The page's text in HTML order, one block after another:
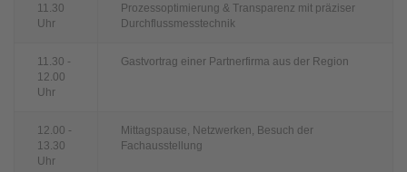
11.30
Uhr
Prozessoptimierung & Transparenz mit präziser
Durchflussmesstechnik
11.30 -
12.00
Uhr
Gastvortrag einer Partnerfirma aus der Region
12.00 -
13.30
Uhr
Mittagspause, Netzwerken, Besuch der
Fachausstellung